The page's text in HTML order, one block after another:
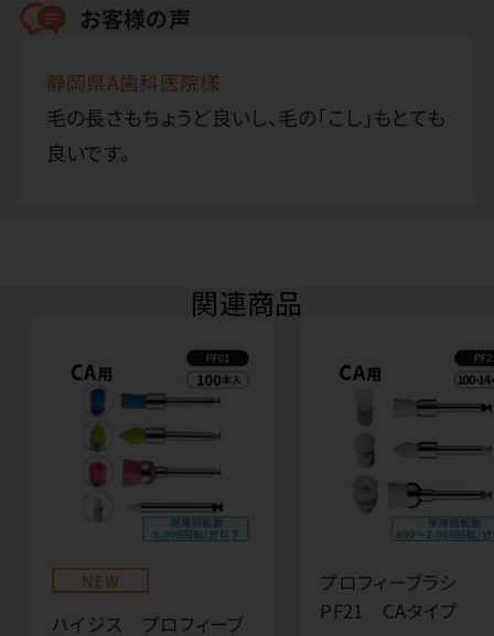
お客様の声
静岡県A歯科医院様
毛の長さもちょうど良いし、毛の「こし」もとても
良いです。
関連商品
NEW
ハイジス プロフィーブ
プロフィーブラシ
PF21 CAタイプ